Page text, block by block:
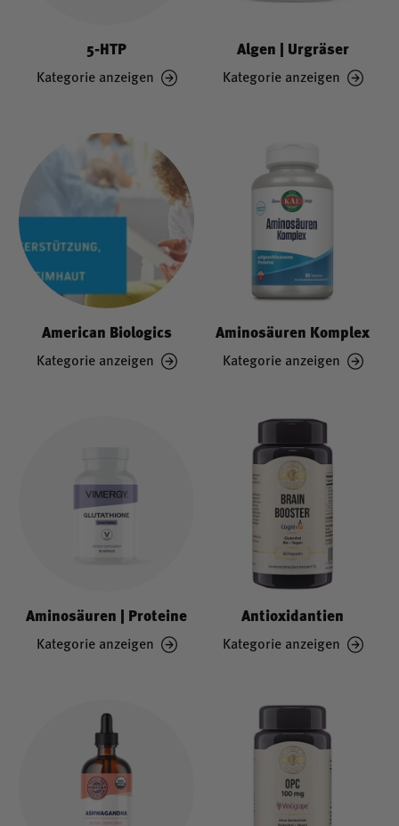
5-HTP
Kategorie anzeigen
Algen | Urgräser
Kategorie anzeigen
American Biologics
Kategorie anzeigen
Aminosäuren Komplex
Kategorie anzeigen
Aminosäuren | Proteine
Kategorie anzeigen
Antioxidantien
Kategorie anzeigen